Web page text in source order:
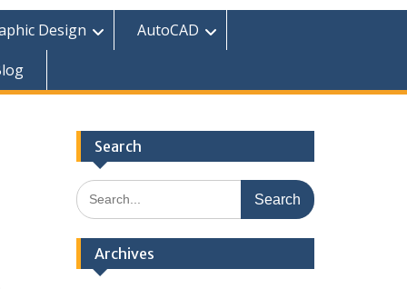
Design
AutoCAD
Search
Search
for:
Archives